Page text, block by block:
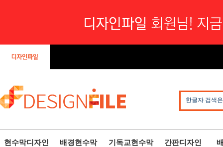
한글자 검색
현수막디자인 배경현수막 기독교현수막 간판디자인